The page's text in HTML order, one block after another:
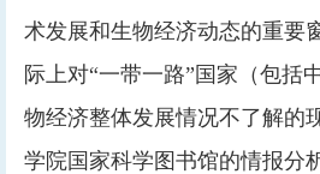
术发展和生物经济动态的重要
际上对“一带一路”国家（包括
物经济整体发展情况不了解的
学院国家科学图书馆的情报分